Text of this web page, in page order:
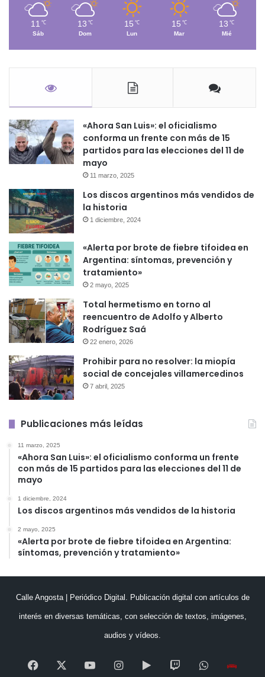
11 ℃
Sáb
13 ℃
Dom
15 ℃
Lun
15 ℃
Mar
13 ℃
Mié
«Ahora San Luis»: el oficialismo
conforma un frente con más de 15
partidos para las elecciones del 11 de
mayo
11 marzo, 2025
Los discos argentinos más vendidos de
la historia
1 diciembre, 2024
«Alerta por brote de fiebre tifoidea en
Argentina: síntomas, prevención y
tratamiento»
2 mayo, 2025
Total hermetismo en torno al
reencuentro de Adolfo y Alberto
Rodríguez Saá
22 enero, 2026
Prohibir para no resolver: la miopía
social de concejales villamercedinos
7 abril, 2025
Publicaciones más leídas
11 marzo, 2025
«Ahora San Luis»: el oficialismo conforma un frente
con más de 15 partidos para las elecciones del 11 de
mayo
1 diciembre, 2024
Los discos argentinos más vendidos de la historia
2 mayo, 2025
«Alerta por brote de fiebre tifoidea en Argentina:
síntomas, prevención y tratamiento»
Calle Angosta | Periódico Digital. Publicación digital con artículos de
interés en diversas temáticas, con selección de textos, imágenes,
audios y vídeos.
Facebook YouTubeInstagramGoogle TwitchWhatsApp